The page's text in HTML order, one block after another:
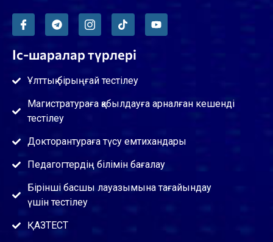
Іс-шаралар түрлері
Ұлттық бірыңғай тестілеу
Магистратураға қабылдауға арналған кешенді
тестілеу
Докторантураға түсу емтихандары
Педагогтердің білімін бағалау
Бірінші басшы лауазымына тағайындау
үшін тестілеу
ҚАЗТЕСТ